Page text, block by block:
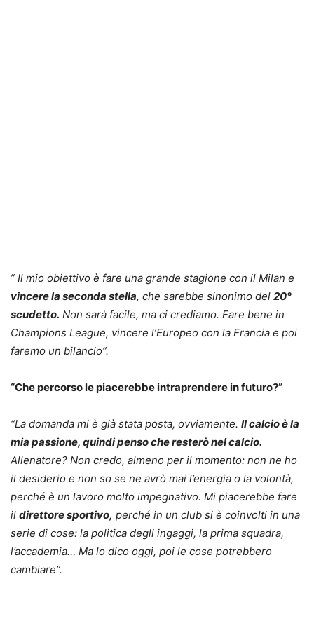
” Il mio obiettivo è fare una grande stagione con il Milan e
vincere la seconda stella, che sarebbe sinonimo del 20°
scudetto. Non sarà facile, ma ci crediamo. Fare bene in
Champions League, vincere l’Europeo con la Francia e poi
faremo un bilancio”.
“Che percorso le piacerebbe intraprendere in futuro?”
“La domanda mi è già stata posta, ovviamente. Il calcio è la
mia passione, quindi penso che resterò nel calcio.
Allenatore? Non credo, almeno per il momento: non ne ho
il desiderio e non so se ne avrò mai l’energia o la volontà,
perché è un lavoro molto impegnativo. Mi piacerebbe fare
il direttore sportivo, perché in un club si è coinvolti in una
serie di cose: la politica degli ingaggi, la prima squadra,
l’accademia… Ma lo dico oggi, poi le cose potrebbero
cambiare”.